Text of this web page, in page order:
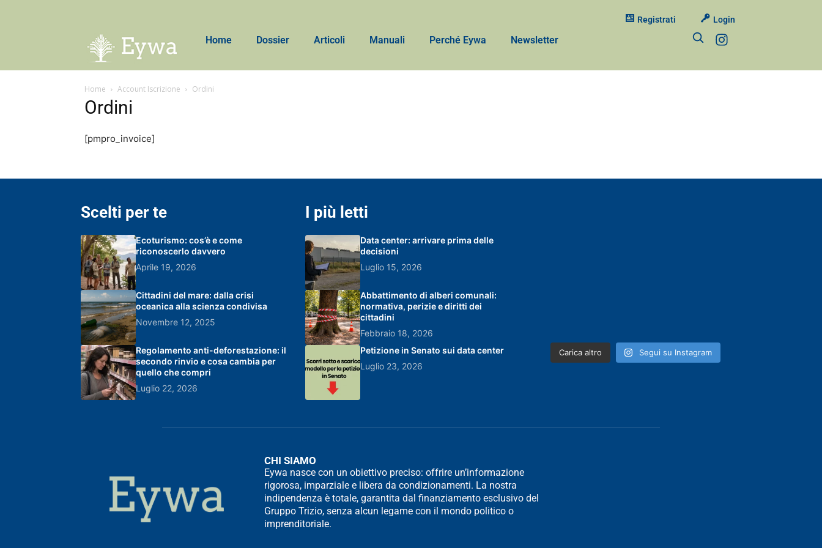
Registrati Login
Home Dossier Articoli Manuali Perché Eywa Newsletter
Home Account Iscrizione Ordini
Ordini
[pmpro_invoice]
Scelti per te
Ecoturismo: cos’è e come
riconoscerlo davvero
Aprile 19, 2026
Cittadini del mare: dalla crisi
oceanica alla scienza condivisa
Novembre 12, 2025
Regolamento anti-deforestazione: il
secondo rinvio e cosa cambia per
quello che compri
Luglio 22, 2026
I più letti
Data center: arrivare prima delle
decisioni
Luglio 15, 2026
Abbattimento di alberi comunali:
normativa, perizie e diritti dei
cittadini
Febbraio 18, 2026
Petizione in Senato sui data center
Luglio 23, 2026
Carica altro Segui su Instagram
CHI SIAMO
Eywa nasce con un obiettivo preciso: offrire un’informazione
rigorosa, imparziale e libera da condizionamenti. La nostra
indipendenza è totale, garantita dal finanziamento esclusivo del
Gruppo Trizio, senza alcun legame con il mondo politico o
imprenditoriale.